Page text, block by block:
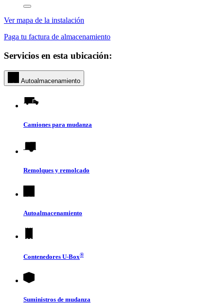
Ver mapa de la instalación
Paga tu factura de almacenamiento
Servicios en esta ubicación:
Autoalmacenamiento
Camiones para mudanza
Remolques y remolcado
Autoalmacenamiento
Contenedores U-Box®
Suministros de mudanza